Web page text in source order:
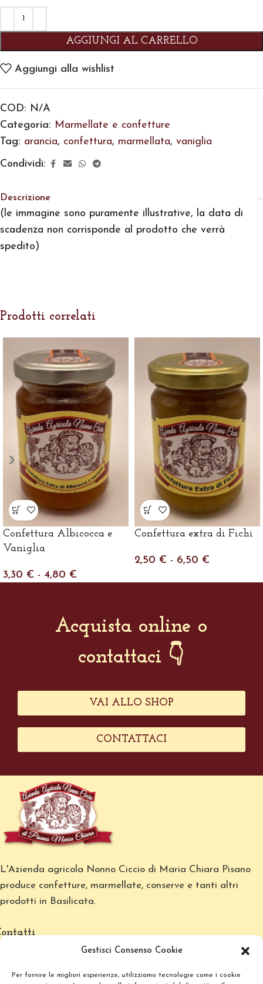
Gestisci Consenso Cookie
Per fornire le migliori esperienze, utilizziamo tecnologie come i cookie
AGGIUNGI AL CARRELLO
Aggiungi alla wishlist
COD: N/A
Categoria: Marmellate e confetture
Tag: arancia, confettura, marmellata, vaniglia
Condividi:
Descrizione
(le immagine sono puramente illustrative, la data di
scadenza non corrisponde al prodotto che verrà
spedito)
Prodotti correlati
Confettura Albicocca e
Vaniglia
3,30 € - 4,80 €
Confettura extra di Fichi
2,50 € - 6,50 €
Acquista online o
contattaci 👇
VAI ALLO SHOP
CONTATTACI
L'Azienda agricola Nonno Ciccio di Maria Chiara Pisano
produce confetture, marmellate, conserve e tanti altri
prodotti in Basilicata.
+39 3494191712